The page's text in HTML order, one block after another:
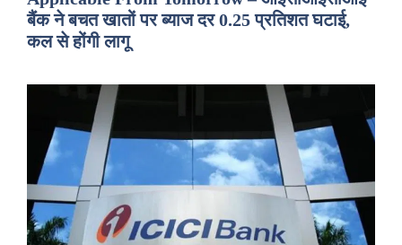
बैंक ने बचत खातों पर ब्याज दर 0.25 प्रतिशत घटाई,
कल से होंगी लागू